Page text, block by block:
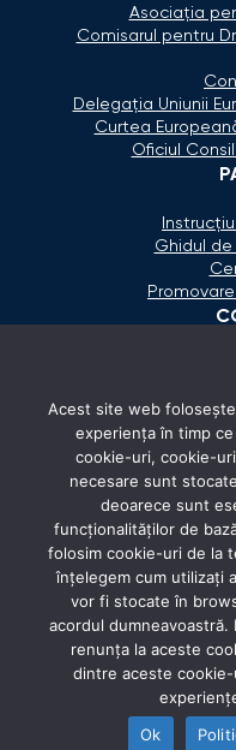
Asociaţia
Comisarul pentru
Delegaţia Uniunii
Curtea
Oficiul
Ghidul
Strada
Luni -
© 2026 Avocatul
Acest site web
experiența în timp
cookie-uri, cookie-
necesare sunt
deoarece sunt
funcționalităților de
folosim cookie-uri de la
înțelegem cum utilizați
vor fi stocate în
acordul dumneavoastră.
renunța la aceste
dintre aceste
Ok